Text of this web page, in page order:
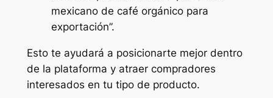
mexicano de café orgánico para
exportación”.
Esto te ayudará a posicionarte mejor dentro
de la plataforma y atraer compradores
interesados en tu tipo de producto.